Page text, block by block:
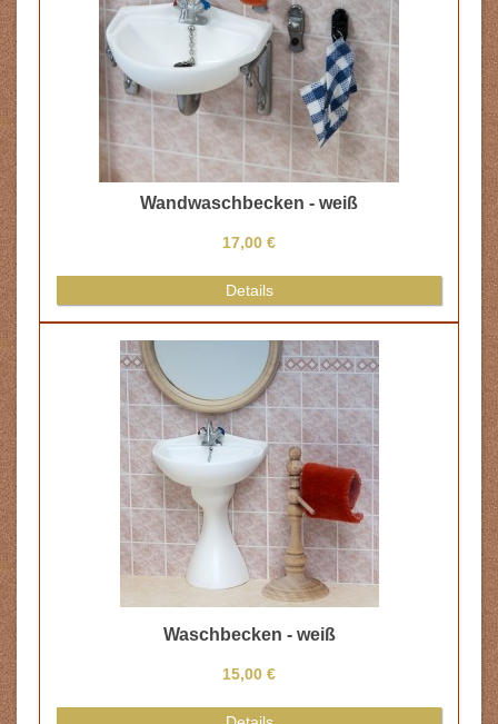
Wandwaschbecken - weiß
17,00 €
Details
Waschbecken - weiß
15,00 €